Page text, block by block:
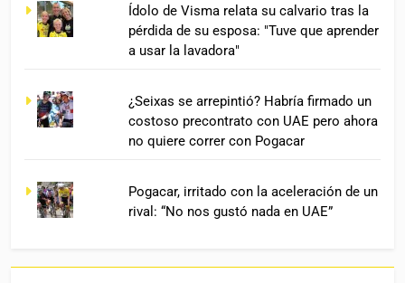
Ídolo de Visma relata su calvario tras la
pérdida de su esposa: "Tuve que aprender
a usar la lavadora"
¿Seixas se arrepintió? Habría firmado un
costoso precontrato con UAE pero ahora
no quiere correr con Pogacar
Pogacar, irritado con la aceleración de un
rival: “No nos gustó nada en UAE”